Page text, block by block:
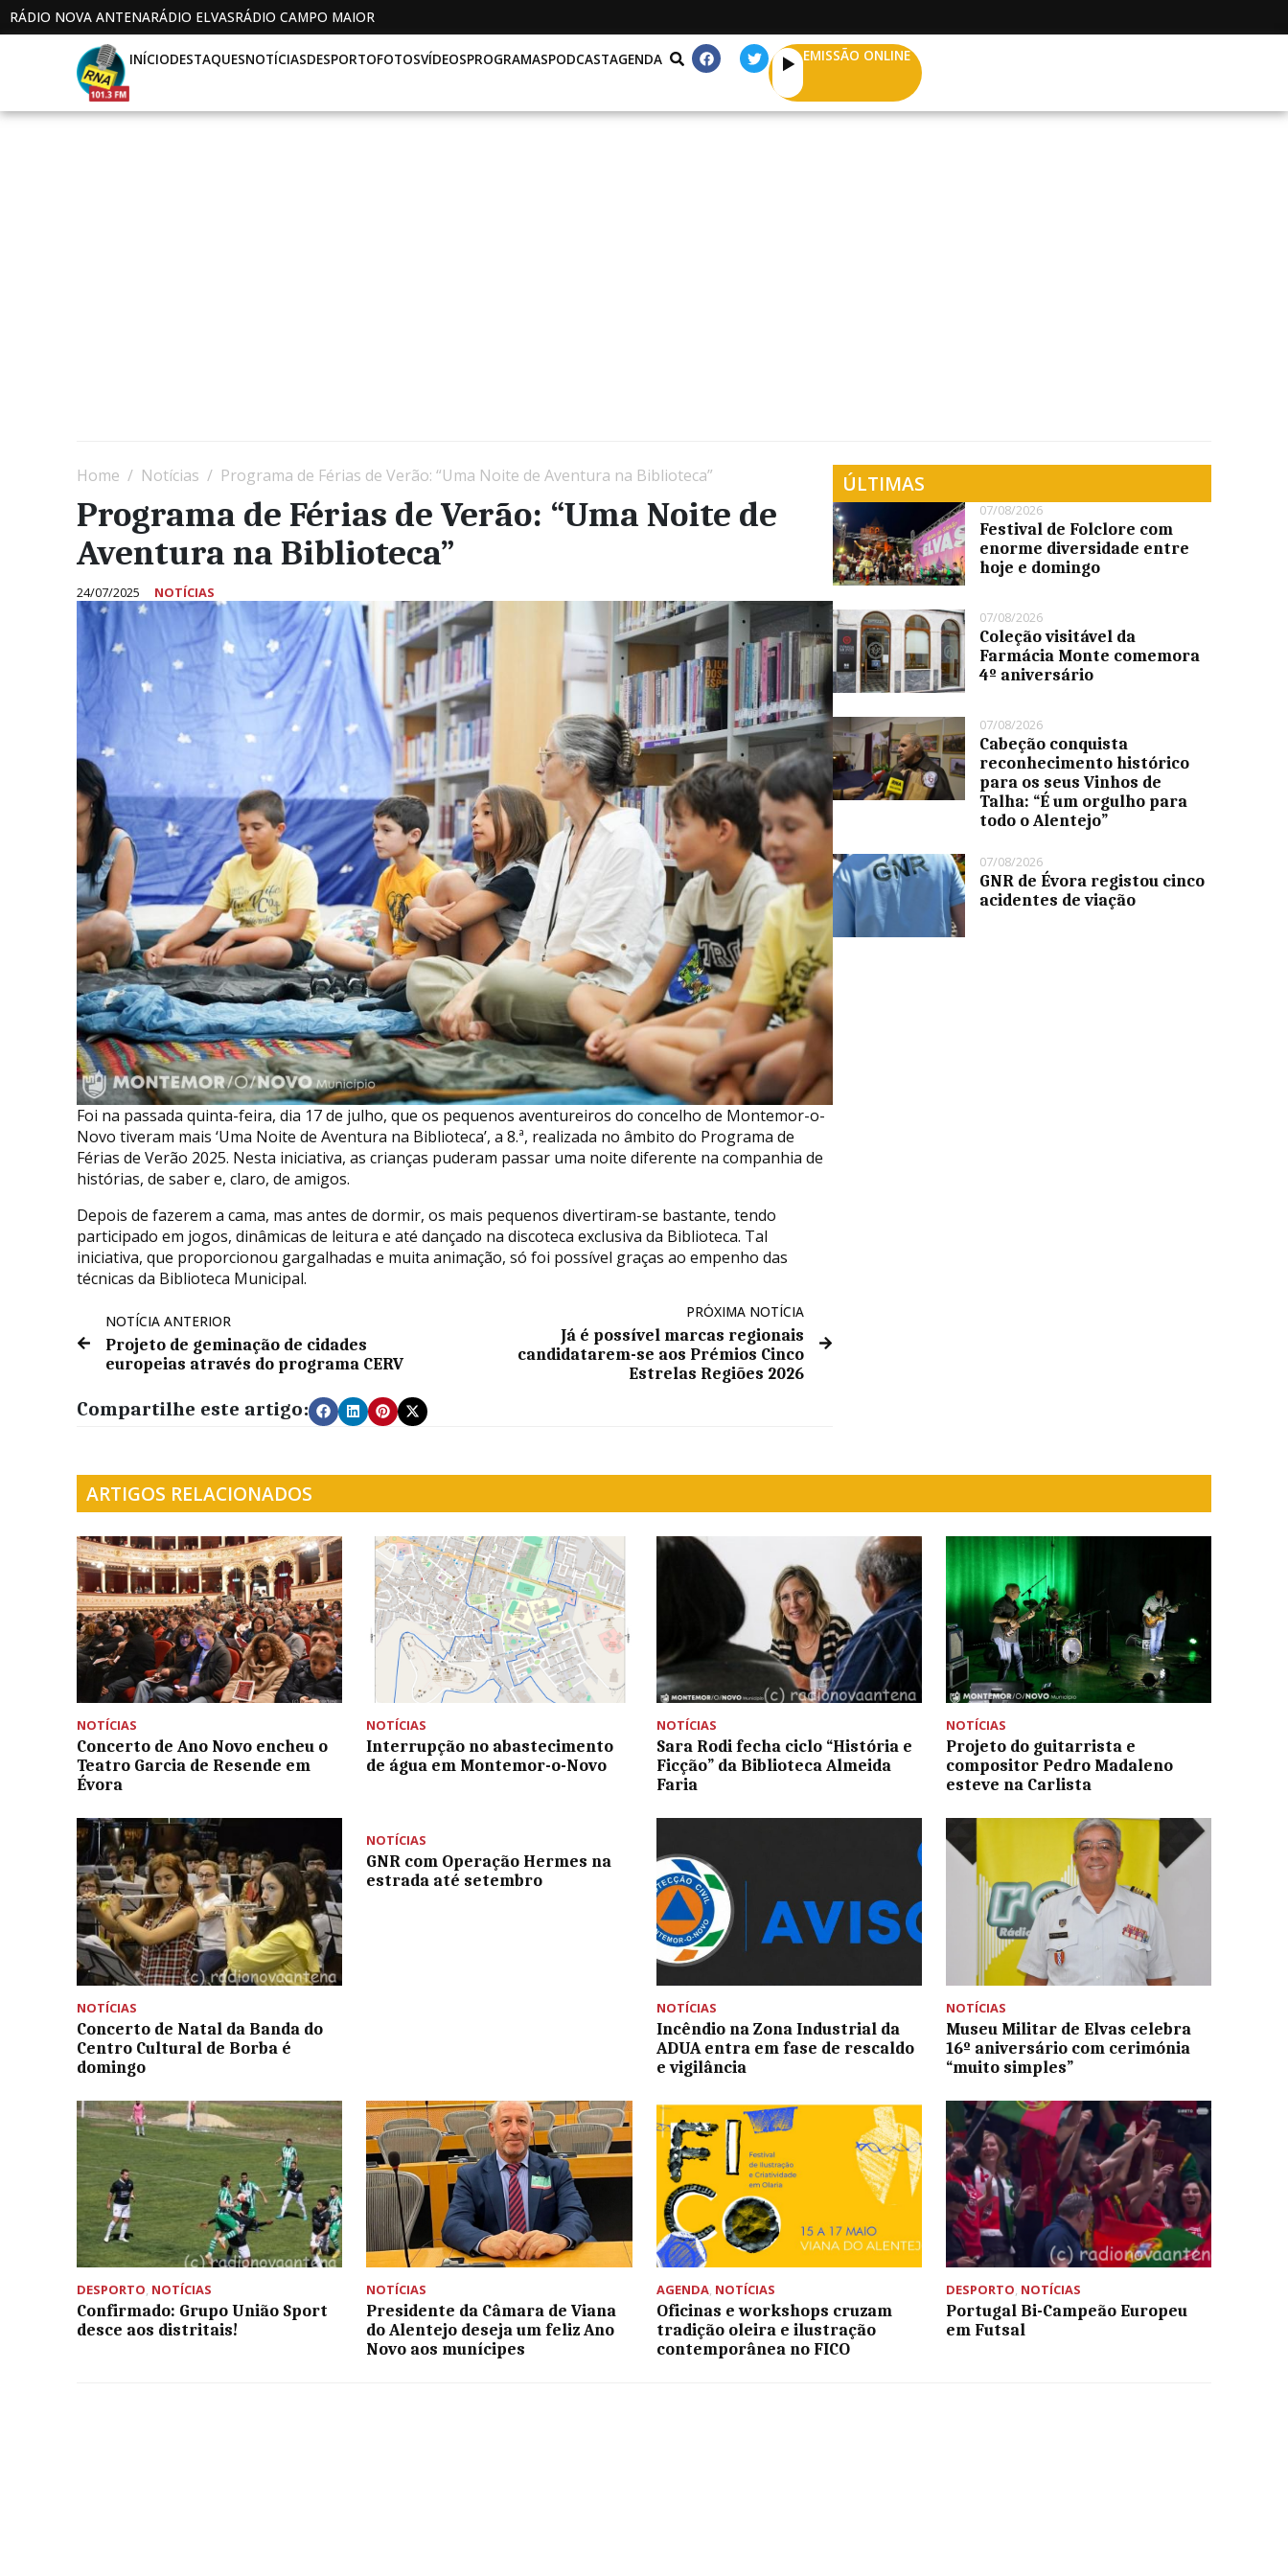
RÁDIO NOVA ANTENARÁDIO ELVASRÁDIO CAMPO MAIOR
INÍCIODESTAQUESNOTÍCIASDESPORTOFOTOSVÍDEOSPROGRAMASPODCASTAGENDA EMISSÃO ONLINE
Home Notícias Programa de Férias de Verão: “Uma Noite de Aventura na Biblioteca”
Programa de Férias de Verão: “Uma Noite de
Aventura na Biblioteca”
24/07/2025 NOTÍCIAS
Foi na passada quinta-feira, dia 17 de julho, que os pequenos aventureiros do concelho de Montemor-o-
Novo tiveram mais ‘Uma Noite de Aventura na Biblioteca’, a 8.ª, realizada no âmbito do Programa de
Férias de Verão 2025. Nesta iniciativa, as crianças puderam passar uma noite diferente na companhia de
histórias, de saber e, claro, de amigos.
Depois de fazerem a cama, mas antes de dormir, os mais pequenos divertiram-se bastante, tendo
participado em jogos, dinâmicas de leitura e até dançado na discoteca exclusiva da Biblioteca. Tal
iniciativa, que proporcionou gargalhadas e muita animação, só foi possível graças ao empenho das
técnicas da Biblioteca Municipal.
NOTÍCIA ANTERIOR
Projeto de geminação de cidades
europeias através do programa CERV
PRÓXIMA NOTÍCIA
Já é possível marcas regionais
candidatarem-se aos Prémios Cinco
Estrelas Regiões 2026
Compartilhe este artigo:
ÚLTIMAS
07/08/2026
Festival de Folclore com
enorme diversidade entre
hoje e domingo
07/08/2026
Coleção visitável da
Farmácia Monte comemora
4º aniversário
07/08/2026
Cabeção conquista
reconhecimento histórico
para os seus Vinhos de
Talha: “É um orgulho para
todo o Alentejo”
07/08/2026
GNR de Évora registou cinco
acidentes de viação
ARTIGOS RELACIONADOS
NOTÍCIAS
Concerto de Ano Novo encheu o
Teatro Garcia de Resende em
Évora
NOTÍCIAS
Interrupção no abastecimento
de água em Montemor-o-Novo
NOTÍCIAS
Sara Rodi fecha ciclo “História e
Ficção” da Biblioteca Almeida
Faria
NOTÍCIAS
Projeto do guitarrista e
compositor Pedro Madaleno
esteve na Carlista
NOTÍCIAS
Concerto de Natal da Banda do
Centro Cultural de Borba é
domingo
NOTÍCIAS
GNR com Operação Hermes na
estrada até setembro
NOTÍCIAS
Incêndio na Zona Industrial da
ADUA entra em fase de rescaldo
e vigilância
NOTÍCIAS
Museu Militar de Elvas celebra
16º aniversário com cerimónia
“muito simples”
DESPORTO, NOTÍCIAS
Confirmado: Grupo União Sport
desce aos distritais!
NOTÍCIAS
Presidente da Câmara de Viana
do Alentejo deseja um feliz Ano
Novo aos munícipes
AGENDA, NOTÍCIAS
Oficinas e workshops cruzam
tradição oleira e ilustração
contemporânea no FICO
DESPORTO, NOTÍCIAS
Portugal Bi-Campeão Europeu
em Futsal